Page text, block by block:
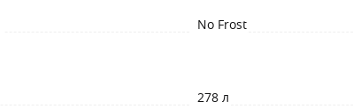
No Frost
278 л